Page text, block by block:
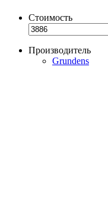
Стоимость
Производитель
Grundens